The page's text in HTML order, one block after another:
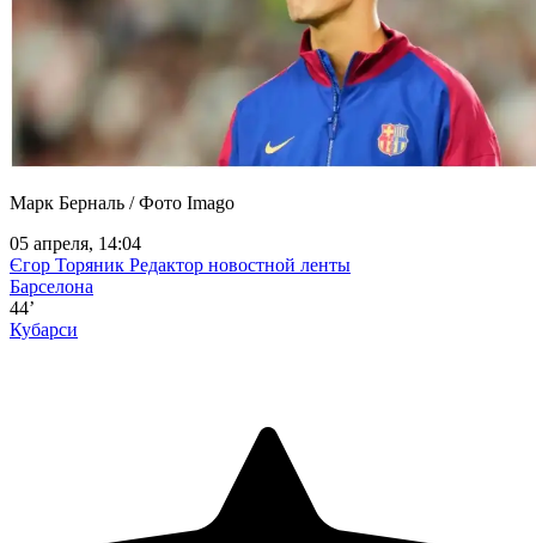
Марк Берналь / Фото Imago
05 апреля, 14:04
Єгор Торяник Редактор новостной ленты
Барселона
44’
Кубарси